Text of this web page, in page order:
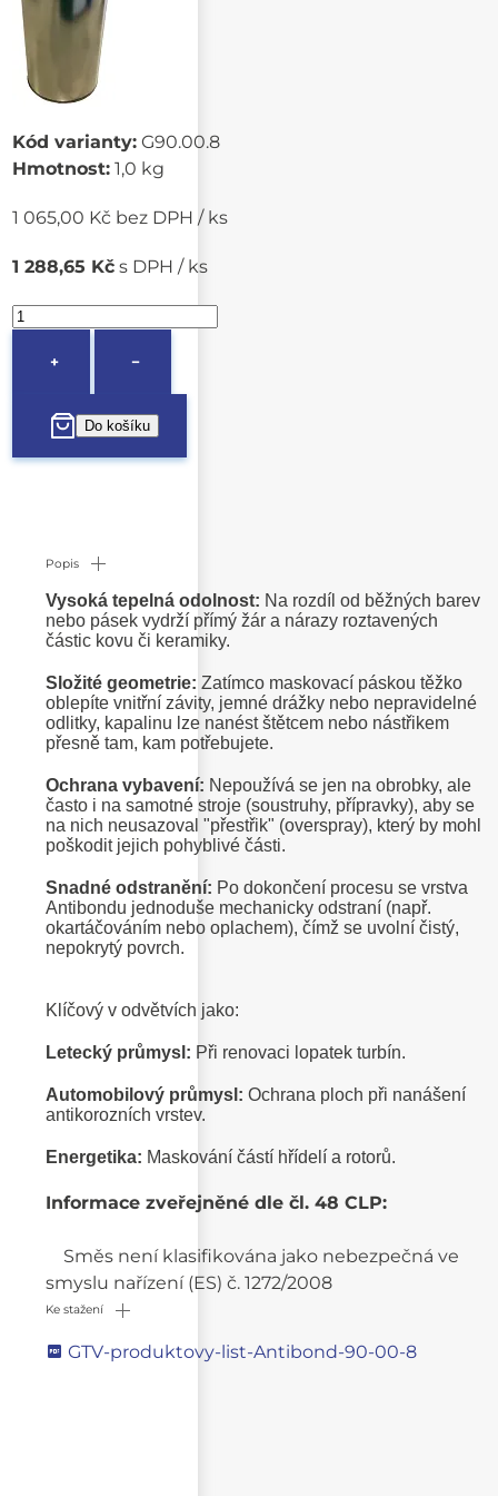
Kód varianty: G90.00.8
Hmotnost: 1,0 kg
1 065,00 Kč bez DPH / ks
1 288,65 Kč s DPH / ks
+ −
Popis
Vysoká tepelná odolnost: Na rozdíl od běžných barev
nebo pásek vydrží přímý žár a nárazy roztavených
částic kovu či keramiky.
Složité geometrie: Zatímco maskovací páskou těžko
oblepíte vnitřní závity, jemné drážky nebo nepravidelné
odlitky, kapalinu lze nanést štětcem nebo nástřikem
přesně tam, kam potřebujete.
Ochrana vybavení: Nepoužívá se jen na obrobky, ale
často i na samotné stroje (soustruhy, přípravky), aby se
na nich neusazoval "přestřik" (overspray), který by mohl
poškodit jejich pohyblivé části.
Snadné odstranění: Po dokončení procesu se vrstva
Antibondu jednoduše mechanicky odstraní (např.
okartáčováním nebo oplachem), čímž se uvolní čistý,
nepokrytý povrch.
Klíčový v odvětvích jako:
Letecký průmysl: Při renovaci lopatek turbín.
Automobilový průmysl: Ochrana ploch při nanášení
antikorozních vrstev.
Energetika: Maskování částí hřídelí a rotorů.
Informace zveřejněné dle čl. 48 CLP:
Směs není klasifikována jako nebezpečná ve
smyslu nařízení (ES) č. 1272/2008
Ke stažení
GTV-produktovy-list-Antibond-90-00-8